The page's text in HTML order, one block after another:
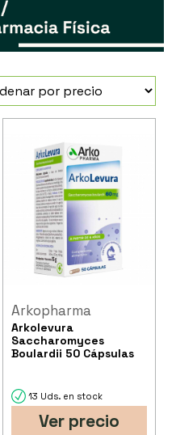
Arkopharma
Arkolevura
Saccharomyces
Boulardii 50 Cápsulas
13 Uds. en stock
Ver precio